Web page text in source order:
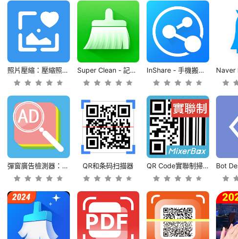
照片壓縮：壓縮照片和調整照片大小 Super Clean - 記憶體清潔器，垃圾清理 InShare - 手機搬家、一鍵換機、資料轉移、檔案傳輸
彈窗廣告檢測器：檢測應用外彈窗廣告 QR和条码扫描器 QR Code實聯制掃描器–台灣研發MixerBox團隊製作